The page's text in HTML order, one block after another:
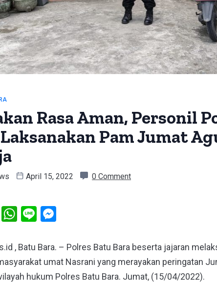
Rasa Aman, Personil
Pam Jumat
April 15, 2022 0 Comment
Twitter
WhatsApp
Line
, Batu Bara. – Polres Batu Bara beserta jajaran
umat Nasrani yang merayakan peringatan
hukum Polres Batu Bara. Jumat, (15/04/2022).